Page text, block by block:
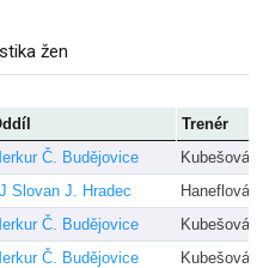
žen
Trenér
Č. Budějovice
Kubešová
Slovan J. Hradec
Haneflová,
Č. Budějovice
Kubešová
Č. Budějovice
Kubešová